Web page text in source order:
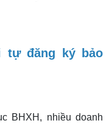
tự đăng ký bảo
BHXH, nhiều doanh